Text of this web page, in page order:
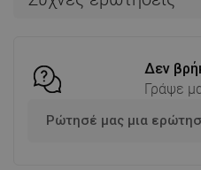
Δεν
Γράψε
Ρώτησέ μας μια